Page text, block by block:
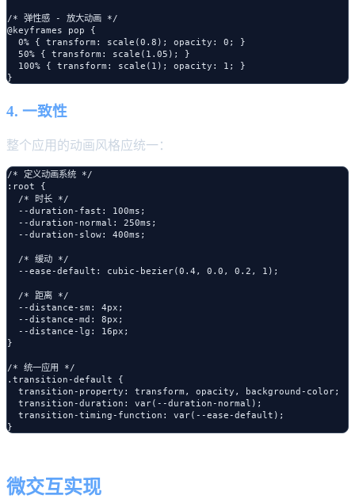
/* 弹性感 - 放大动画 */
@keyframes pop {
  0% { transform: scale(0.8); opacity: 0; }
  50% { transform: scale(1.05); }
  100% { transform: scale(1); opacity: 1; }
4. 一致性
整个应用的动画风格应统一：
/* 定义动画系统 */
:root {
  /* 时长 */
  --duration-fast: 100ms;
  --duration-normal: 250ms;
  --duration-slow: 400ms;
  /* 缓动 */
  --ease-default: cubic-bezier(0.4, 0.0, 0.2, 1);
  /* 距离 */
  --distance-sm: 4px;
  --distance-md: 8px;
  --distance-lg: 16px;
}
/* 统一应用 */
.transition-default {
  transition-property: transform, opacity, background-color;
  transition-duration: var(--duration-normal);
  transition-timing-function: var(--ease-default);
微交互实现